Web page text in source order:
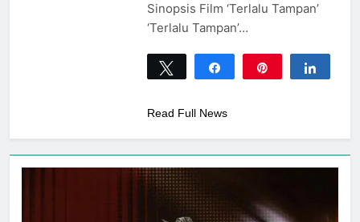
Sinopsis Film ‘Terlalu Tampan’
‘Terlalu Tampan’…
Tweet Share
Read Full News